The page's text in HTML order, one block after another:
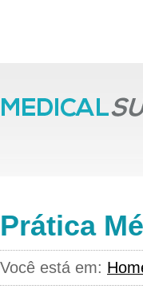
Prática
Você está em: